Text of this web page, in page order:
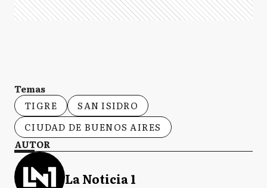
Temas
TIGRE
SAN ISIDRO
CIUDAD DE BUENOS AIRES
AUTOR
La Noticia 1